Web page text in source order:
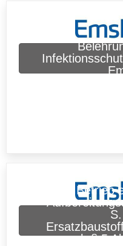
Betrieb
nach § 5